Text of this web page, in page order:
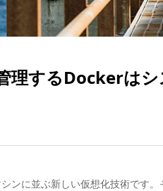
理するDockerは
シンに並ぶ新しい仮想化技術です